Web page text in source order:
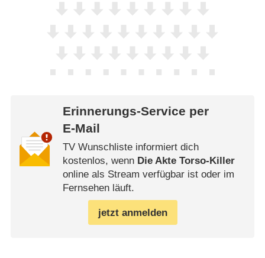
Erinnerungs-Service per
E-Mail
TV Wunschliste informiert dich
kostenlos, wenn Die Akte Torso-Killer
online als Stream verfügbar ist oder im
Fernsehen läuft.
jetzt anmelden